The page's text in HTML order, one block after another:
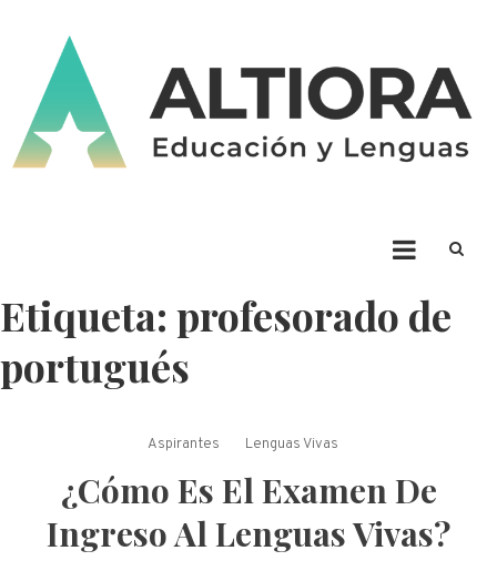
ALTIORA – Educación y
Lenguas
Etiqueta: profesorado de
portugués
Aspirantes Lenguas Vivas
¿Cómo Es El Examen De
Ingreso Al Lenguas Vivas?